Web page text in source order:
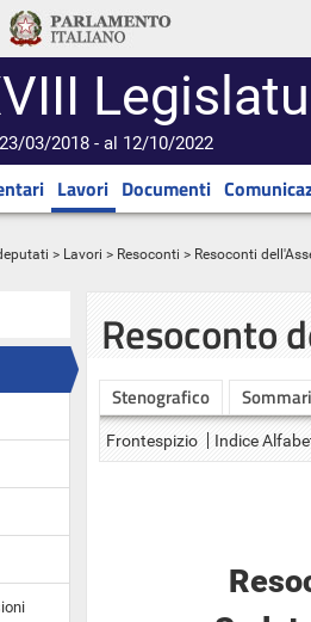
03/2018 - al 12/10/2022
Lavori Documenti
> Lavori > Resoconti > Resoconti
Resoconto
Stenografico
Frontespizio Indice